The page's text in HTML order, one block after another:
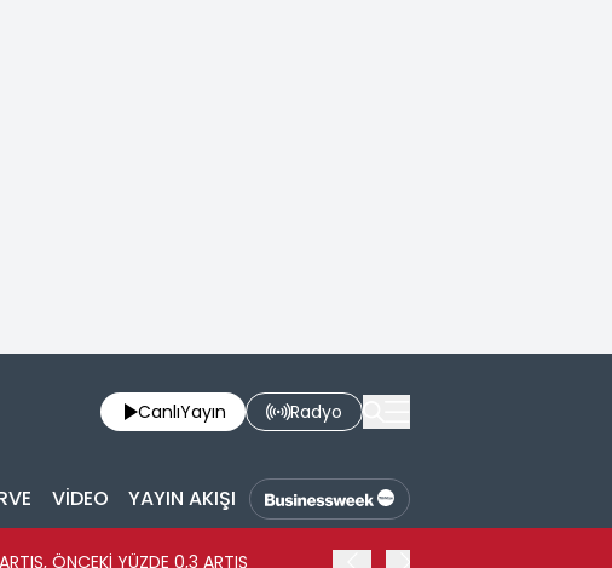
CanlıYayın Radyo
VİDEO YAYIN AKIŞI
ÖNCEKİ YÜZDE 0,3 ARTIŞ